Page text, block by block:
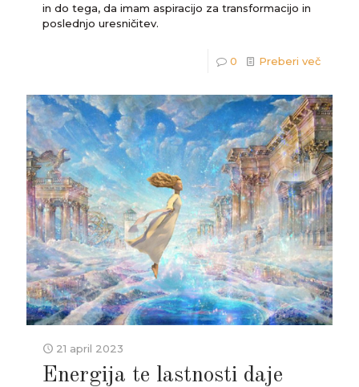
in do tega, da imam aspiracijo za transformacijo in
poslednjo uresničitev.
0 Preberi več
21 april 2023
Energija te lastnosti daje